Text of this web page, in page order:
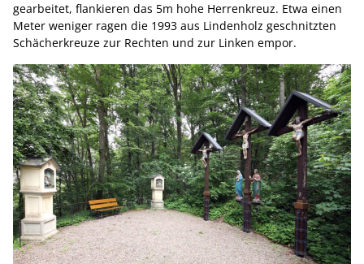
gearbeitet, flankieren das 5m hohe Herrenkreuz. Etwa einen
Meter weniger ragen die 1993 aus Lindenholz geschnitzten
Schächerkreuze zur Rechten und zur Linken empor.